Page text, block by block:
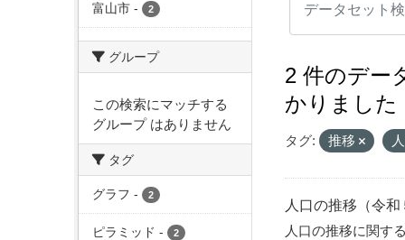
富山市 - 2
グループ
この検索にマッチする
グループ はありません
タグ
グラフ - 2
ピラミッド - 2
2 件のデー
かりました
タグ: 推移
人口の推移（令和
人口の推移に関す